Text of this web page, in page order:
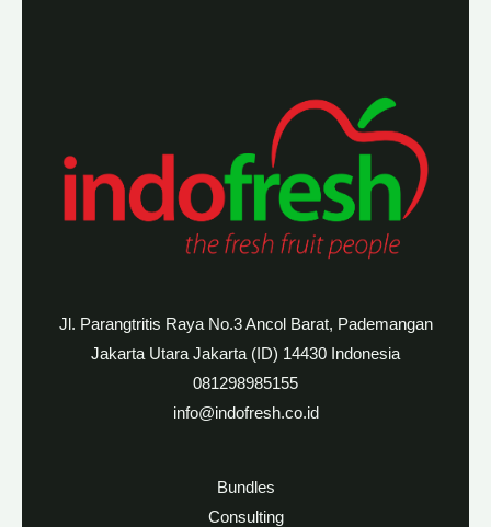
Jl. Parangtritis Raya No.3 Ancol Barat, Pademangan
Jakarta Utara Jakarta (ID) 14430 Indonesia
081298985155
info@indofresh.co.id
Bundles
Consulting